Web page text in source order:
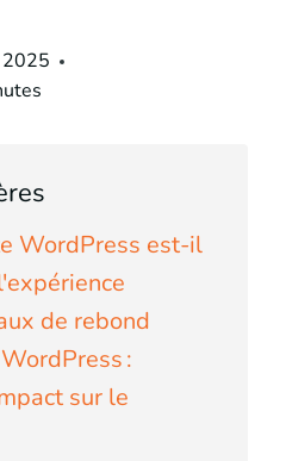
2025
WordPress est-il
de rebond
:
sur le